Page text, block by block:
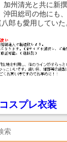
加州清光と共に新
沖田総司の他にも
郎も愛用していた
スプレ衣装